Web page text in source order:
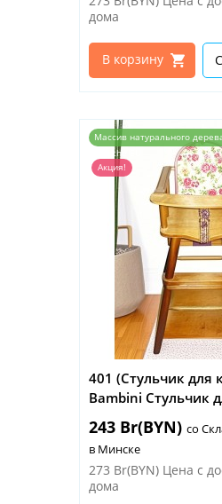
дома
В корзину
Массив натурального
and the EU
Акция!
401 (Стульчик для
Bambini Стульчик
243 Br(BYN) со
в Минске
273 Br(BYN) Цена с
дома